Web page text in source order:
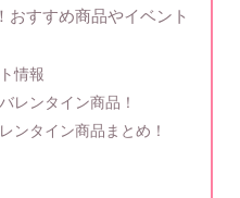
おすすめ商品やイベント
情報
レンタイン商品！
ンタイン商品まとめ！